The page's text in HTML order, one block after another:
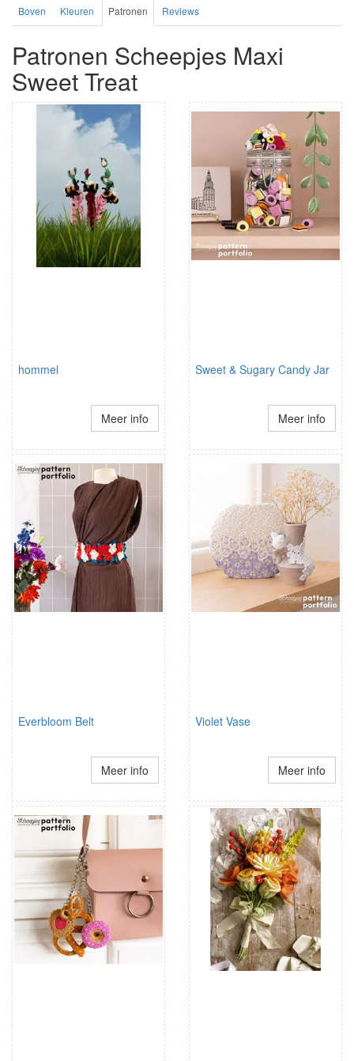
Boven Kleuren Patronen Reviews
Patronen Scheepjes Maxi
Sweet Treat
hommel
Meer info
Sweet & Sugary Candy Jar
Meer info
Everbloom Belt
Meer info
Violet Vase
Meer info